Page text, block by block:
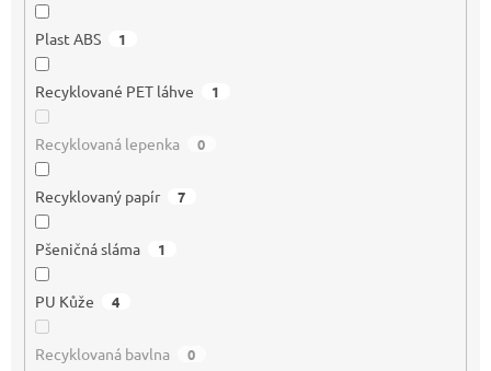
Plast ABS 1
Recyklované PET láhve 1
Recyklovaná lepenka 0
Recyklovaný papír 7
Pšeničná sláma 1
PU Kůže 4
Recyklovaná bavlna 0